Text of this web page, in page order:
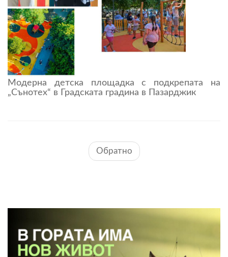
Модерна детска площадка с подкрепата на
„Сънотех“ в Градската градина в Пазарджик
Обратно